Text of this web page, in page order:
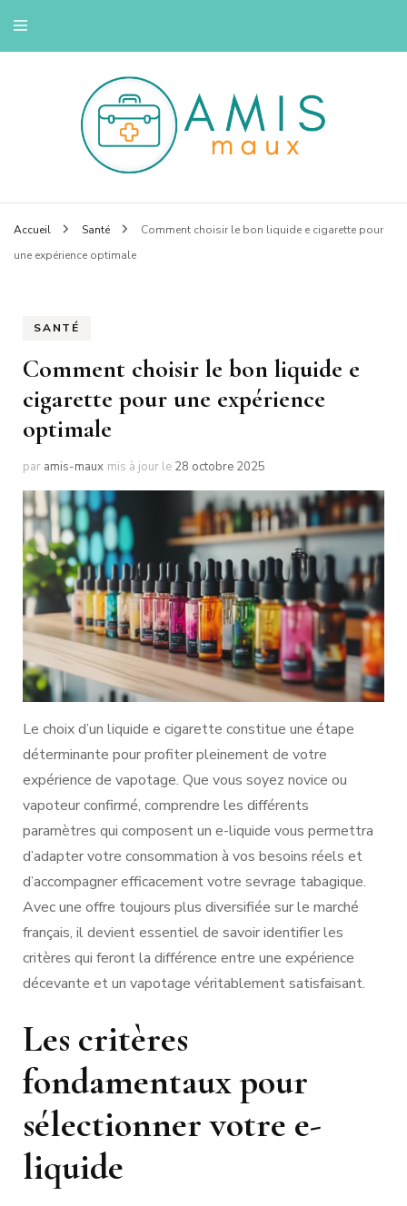
Amis maux
Accueil Santé
Comment choisir le bon liquide e cigarette pour
une expérience optimale
SANTÉ
Comment choisir le bon liquide e
cigarette pour une expérience
optimale
par amis-maux mis à jour le 28 octobre 2025
Le choix d’un liquide e cigarette constitue une étape
déterminante pour profiter pleinement de votre
expérience de vapotage. Que vous soyez novice ou
vapoteur confirmé, comprendre les différents
paramètres qui composent un e-liquide vous permettra
d’adapter votre consommation à vos besoins réels et
d’accompagner efficacement votre sevrage tabagique.
Avec une offre toujours plus diversifiée sur le marché
français, il devient essentiel de savoir identifier les
critères qui feront la différence entre une expérience
décevante et un vapotage véritablement satisfaisant.
Les critères
fondamentaux pour
sélectionner votre e-
liquide